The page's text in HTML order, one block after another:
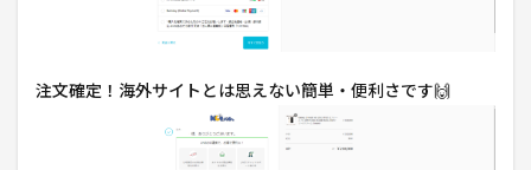
注文確定！海外サイトとは思えない簡単・便利さです🙌